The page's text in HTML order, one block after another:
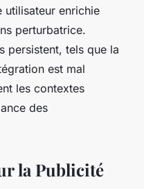
utilisateur enrichie
perturbatrice.
persistent, tels que la
est mal
les contextes
des
la Publicité